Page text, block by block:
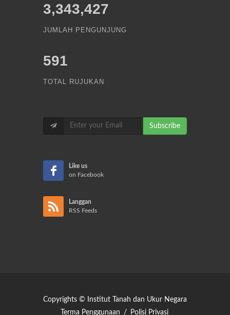
3,343,427
JUMLAH PENGUNJUNG
591
TOTAL RUJUKAN
Subscribe
Like us
on Facebook
Langgan
RSS Feeds
Copyrights © Institut Tanah dan Ukur Negara
Terma Penggunaan
/ Polisi Privasi